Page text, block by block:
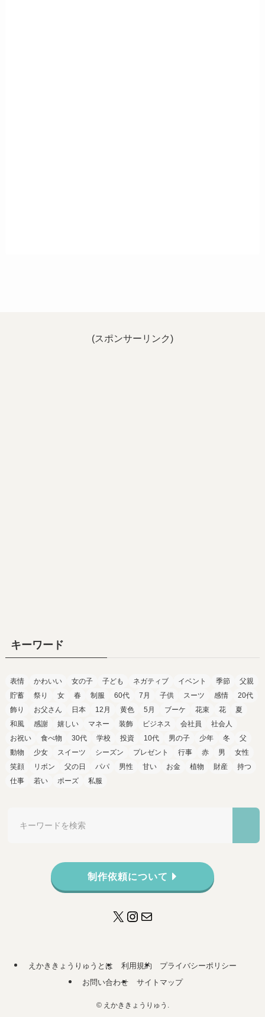
(スポンサーリンク)
キーワード
表情 かわいい 女の子 子ども ネガティブ イベント 季節
父親
貯蓄
祭り 女 春 制服 60代 7月 子供 スーツ 感情
20代
飾り
お父さん 日本 12月 黄色 5月 ブーケ 花束 花
夏
和風
感謝 嬉しい マネー 装飾 ビジネス 会社員
社会人
お祝い
食べ物 30代 学校 投資 10代 男の子 少年 冬
父
動物
少女 スイーツ シーズン プレゼント 行事 赤 男
女性
笑顔
リボン 父の日 パパ 男性 甘い お金 植物 財産
持つ
仕事
若い ポーズ 私服
制作依頼について
X Instagram
メール
えかききょうりゅうとは 利用規約
プライバシーポリシー
お問い合わせ
サイトマップ
©えかききょうりゅう.